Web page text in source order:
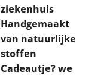
ziekenhuis
Handgemaakt
van natuurlijke
stoffen
Cadeautje? we